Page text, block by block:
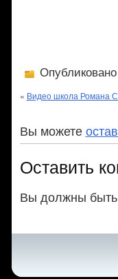
« Видео школа Романа
Вы можете
Оставить
Вы должны быть